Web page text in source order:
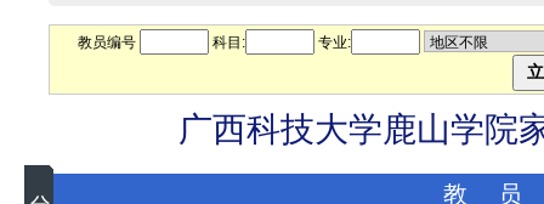
教员编号 科目: 专业:
广西科技大学鹿山学院
教